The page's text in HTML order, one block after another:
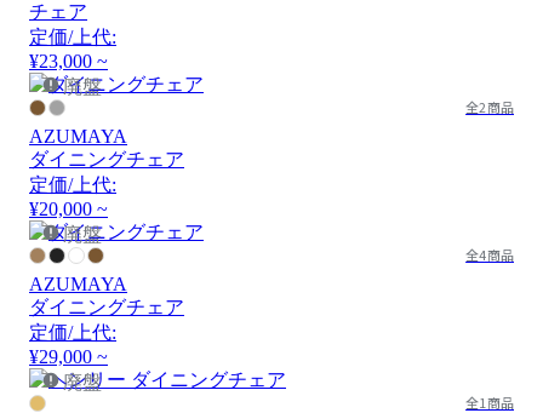
チェア
定価/上代:
¥23,000 ~
廃盤
全2商品
AZUMAYA
ダイニングチェア
定価/上代:
¥20,000 ~
廃盤
全4商品
AZUMAYA
ダイニングチェア
定価/上代:
¥29,000 ~
廃盤
全1商品